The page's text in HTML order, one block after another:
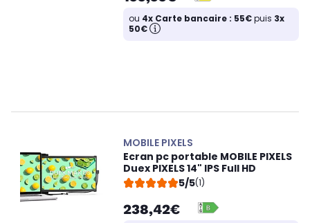
ou 4x Carte bancaire : 55€puis 3x
50€
MOBILE PIXELS
Ecran pc portable MOBILE PIXELS
Duex PIXELS 14" IPS Full HD
5/5(1)
238,42€